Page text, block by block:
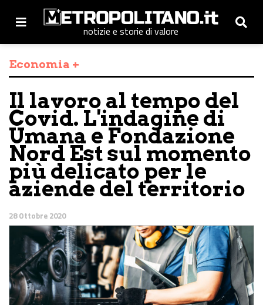
notizie e storie di valore
Economia +
Il lavoro al tempo del
Covid. L'indagine di
Umana e Fondazione
Nord Est sul momento
più delicato per le
aziende del territorio
28 Ottobre 2020